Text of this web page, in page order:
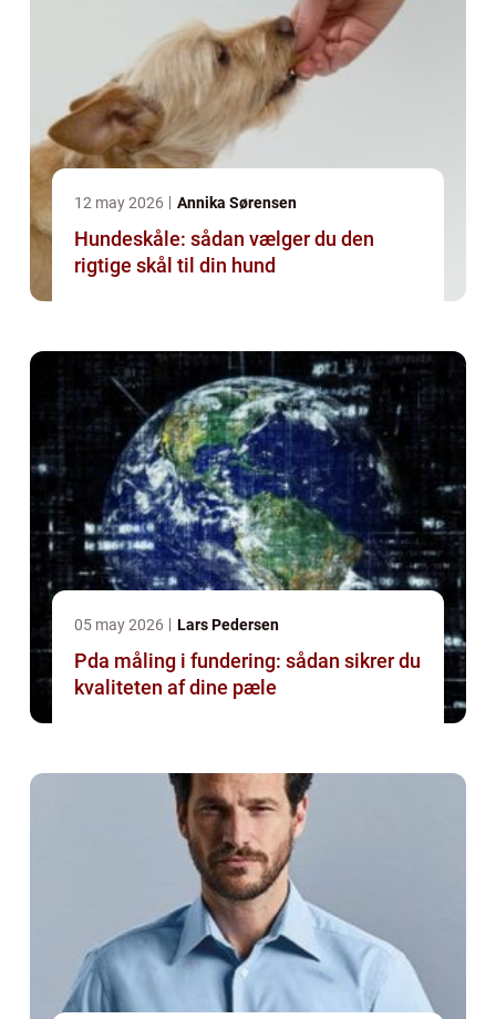
12 may 2026 Annika Sørensen
Hundeskåle: sådan vælger du den
rigtige skål til din hund
05 may 2026 Lars Pedersen
Pda måling i fundering: sådan sikrer du
kvaliteten af dine pæle